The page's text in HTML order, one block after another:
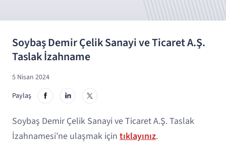
Soybaş Demir Çelik Sanayi ve Ticaret A.Ş.
Taslak İzahname
5 Nisan 2024
Paylaş
Soybaş Demir Çelik Sanayi ve Ticaret A.Ş. Taslak
İzahnamesi’ne ulaşmak için tıklayınız.